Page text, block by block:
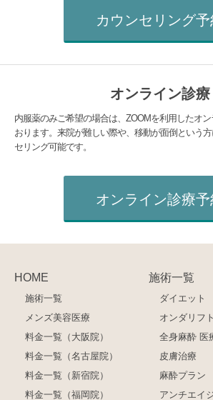
カウンセリング予
オンライン診療
内服薬のみご希望の場合は、ZOOMを利用したオ
おります。来院が難しい際や、移動が面倒という
セリング可能です。
オンライン診療予
HOME
施術一覧
メンズ美容医療
料金一覧（大阪院）
料金一覧（名古屋院）
料金一覧（新宿院）
料金一覧（福岡院）
施術一覧
ダイエット
オンダリフト
全身麻酔 医
皮膚治療
麻酔プラン
アンチエイ